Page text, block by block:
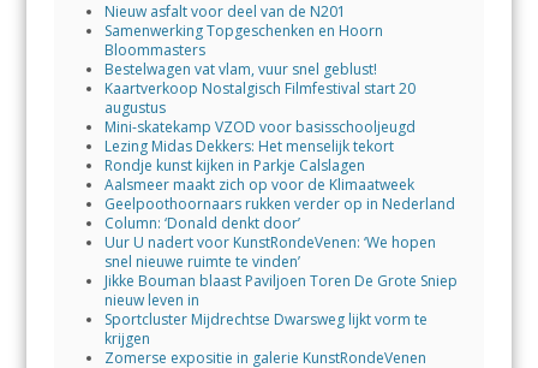
Nieuw asfalt voor deel van de N201
Samenwerking Topgeschenken en Hoorn
Bloommasters
Bestelwagen vat vlam, vuur snel geblust!
Kaartverkoop Nostalgisch Filmfestival start 20
augustus
Mini-skatekamp VZOD voor basisschooljeugd
Lezing Midas Dekkers: Het menselijk tekort
Rondje kunst kijken in Parkje Calslagen
Aalsmeer maakt zich op voor de Klimaatweek
Geelpoothoornaars rukken verder op in Nederland
Column: ‘Donald denkt door’
Uur U nadert voor KunstRondeVenen: ‘We hopen
snel nieuwe ruimte te vinden’
Jikke Bouman blaast Paviljoen Toren De Grote Sniep
nieuw leven in
Sportcluster Mijdrechtse Dwarsweg lijkt vorm te
krijgen
Zomerse expositie in galerie KunstRondeVenen